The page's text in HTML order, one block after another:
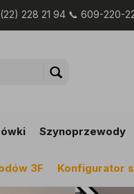
228 21 94 📞 609-220-
Szynoprzewody
3F Konfigurator